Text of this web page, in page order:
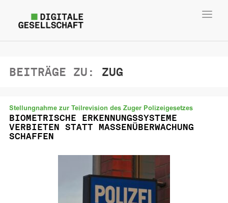
BEITRÄGE ZU: ZUG
Stellungnahme zur Teilrevision des Zuger Polizeigesetzes
BIOMETRISCHE ERKENNUNGSSYSTEME
VERBIETEN STATT MASSENÜBERWACHUNG
SCHAFFEN